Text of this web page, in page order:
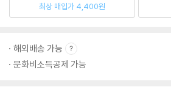
최상 매입가 4,400원
해외배송 가능
문화비소득공제 가능